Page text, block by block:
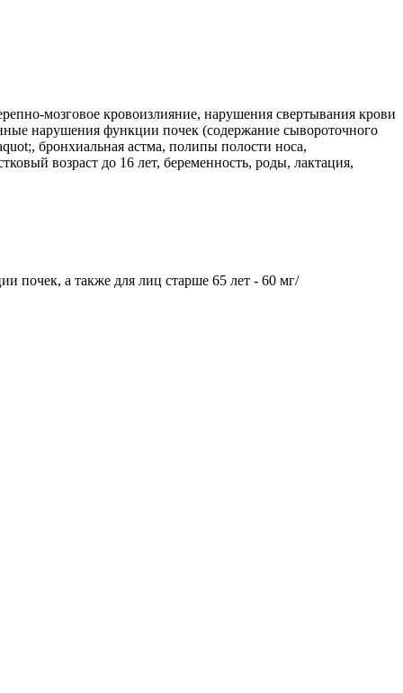
мозговое кровоизлияние, нарушения свертывания крови
нарушения функции почек (содержание сывороточного
бронхиальная астма, полипы полости носа,
возраст до 16 лет, беременность, роды, лактация,
почек, а также для лиц старше 65 лет - 60 мг/